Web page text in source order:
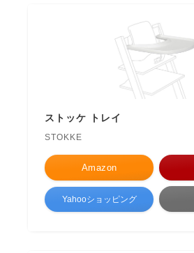
ストッケ トレイ
STOKKE
Amazon
Yahooショッピング